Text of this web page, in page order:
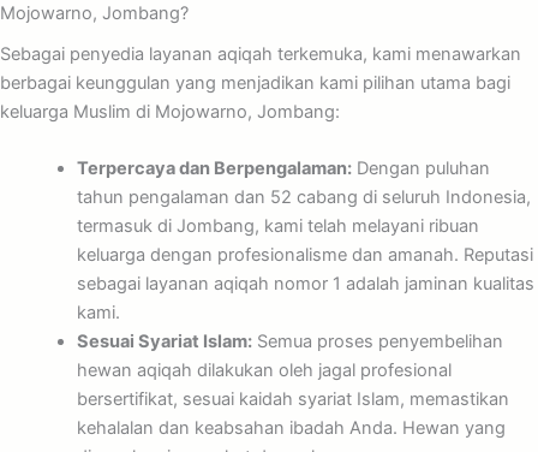
Mojowarno, Jombang?
Sebagai penyedia layanan aqiqah terkemuka, kami menawarkan
berbagai keunggulan yang menjadikan kami pilihan utama bagi
keluarga Muslim di Mojowarno, Jombang:
Terpercaya dan Berpengalaman:Dengan puluhan
tahun pengalaman dan 52 cabang di seluruh Indonesia,
termasuk di Jombang, kami telah melayani ribuan
keluarga dengan profesionalisme dan amanah. Reputasi
sebagai layanan aqiqah nomor 1 adalah jaminan kualitas
kami.
Sesuai Syariat Islam:Semua proses penyembelihan
hewan aqiqah dilakukan oleh jagal profesional
bersertifikat, sesuai kaidah syariat Islam, memastikan
kehalalan dan keabsahan ibadah Anda. Hewan yang